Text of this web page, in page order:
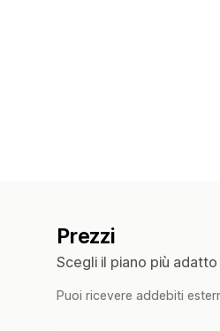
Prezzi
Scegli il piano più
Puoi ricevere addebiti